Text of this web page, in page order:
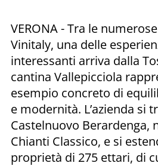
VERONA - Tra le
Vinitaly, una delle
interessanti arriva dalla
cantina Vallepicciola
esempio concreto di
e modernità. L’azienda si
Castelnuovo Berardenga,
Chianti Classico, e si
proprietà di 275 ettari, di